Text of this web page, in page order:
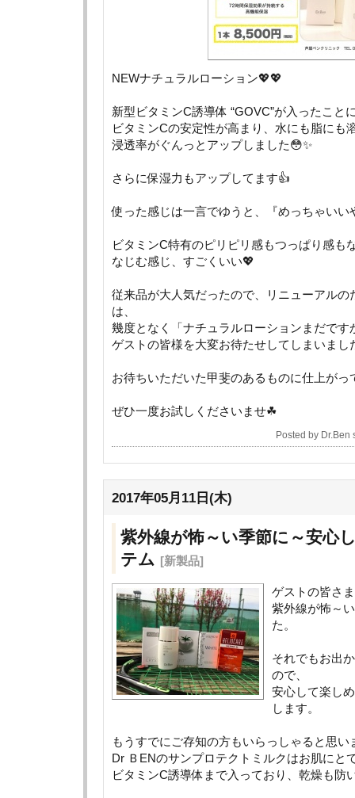
NEWナチュラルローション💖💖
新型ビタミンC誘導体 “GOVC”が入ったこと
ビタミンCの安定性が高まり、水にも脂にも
浸透率がぐんっとアップしました😳✨
さらに保湿力もアップしてます👍
使った感じは一言でゆうと、『めっちゃいい
ビタミンC特有のピリピリ感もつっぱり感も
なじむ感じ、すごくいい💖
従来品が大人気だったので、リニューアルの
は、
幾度となく「ナチュラルローションまだです
ゲストの皆様を大変お待たせしてしまいまし
お待ちいただいた甲斐のあるものに仕上がっ
ぜひ一度お試しくださいませ☘
Posted by
2017年05月11日(木)
紫外線が怖～い季節に～安心
テム [新製品]
ゲストの皆さ
紫外線が怖～
た。
それでもお出
ので、
安心して楽し
します。
もうすでにご存知の方もいらっしゃると思い
Dr ＢENのサンプロテクトミルクはお肌にと
ビタミンC誘導体まで入っており、乾燥も防